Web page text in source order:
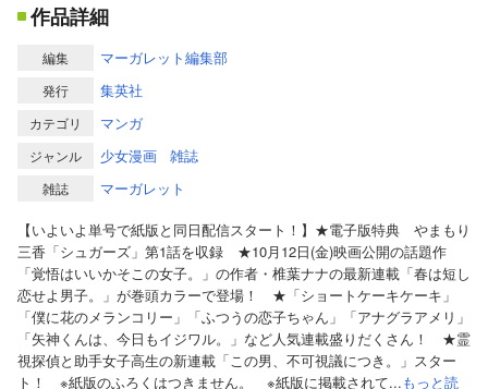
作品詳細
編集 マーガレット編集部
発行 集英社
カテゴリ マンガ
ジャンル 少女漫画 雑誌
雑誌
マーガレット
【いよいよ単号で紙版と同日配信スタート！】★電子版特典 やまもり
三香「シュガーズ」第1話を収録 ★10月12日(金)映画公開の話題作
「覚悟はいいかそこの女子。」の作者・椎葉ナナの最新連載「春は短し
恋せよ男子。」が巻頭カラーで登場！ ★「ショートケーキケーキ」
「僕に花のメランコリー」「ふつうの恋子ちゃん」「アナグラアメリ」
「矢神くんは、今日もイジワル。」など人気連載盛りだくさん！ ★霊
視探偵と助手女子高生の新連載「この男、不可視議につき。」スター
ト！ ※紙版のふろくはつきません。 ※紙版に掲載されて...もっと読